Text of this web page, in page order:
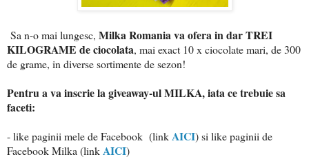
Sa n-o mai lungesc, Milka Romania va ofera in dar TREI
KILOGRAME de ciocolata, mai exact 10 x ciocolate mari, de 300
de grame, in diverse sortimente de sezon!
Pentru a va inscrie la giveaway-ul MILKA, iata ce trebuie sa
faceti:
- like paginii mele de Facebook (linkAICI) si like paginii de
Facebook Milka (linkAICI)